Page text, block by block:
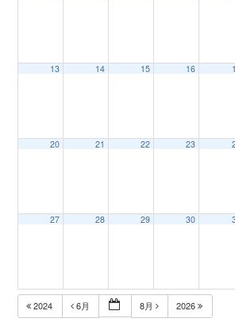
13 14 15 16
20 21 22 23
27 28 29 30
2024 6月 8月 2026